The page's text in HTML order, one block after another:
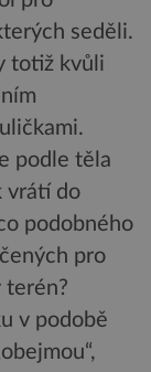
seděli.
totiž kvůli
podle těla
vrátí do
podobného
pro
terén?
v podobě